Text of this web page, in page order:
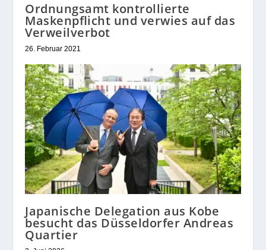
Ordnungsamt kontrollierte
Maskenpflicht und verwies auf das
Verweilverbot
26. Februar 2021
Japanische Delegation aus Kobe
besucht das Düsseldorfer Andreas
Quartier